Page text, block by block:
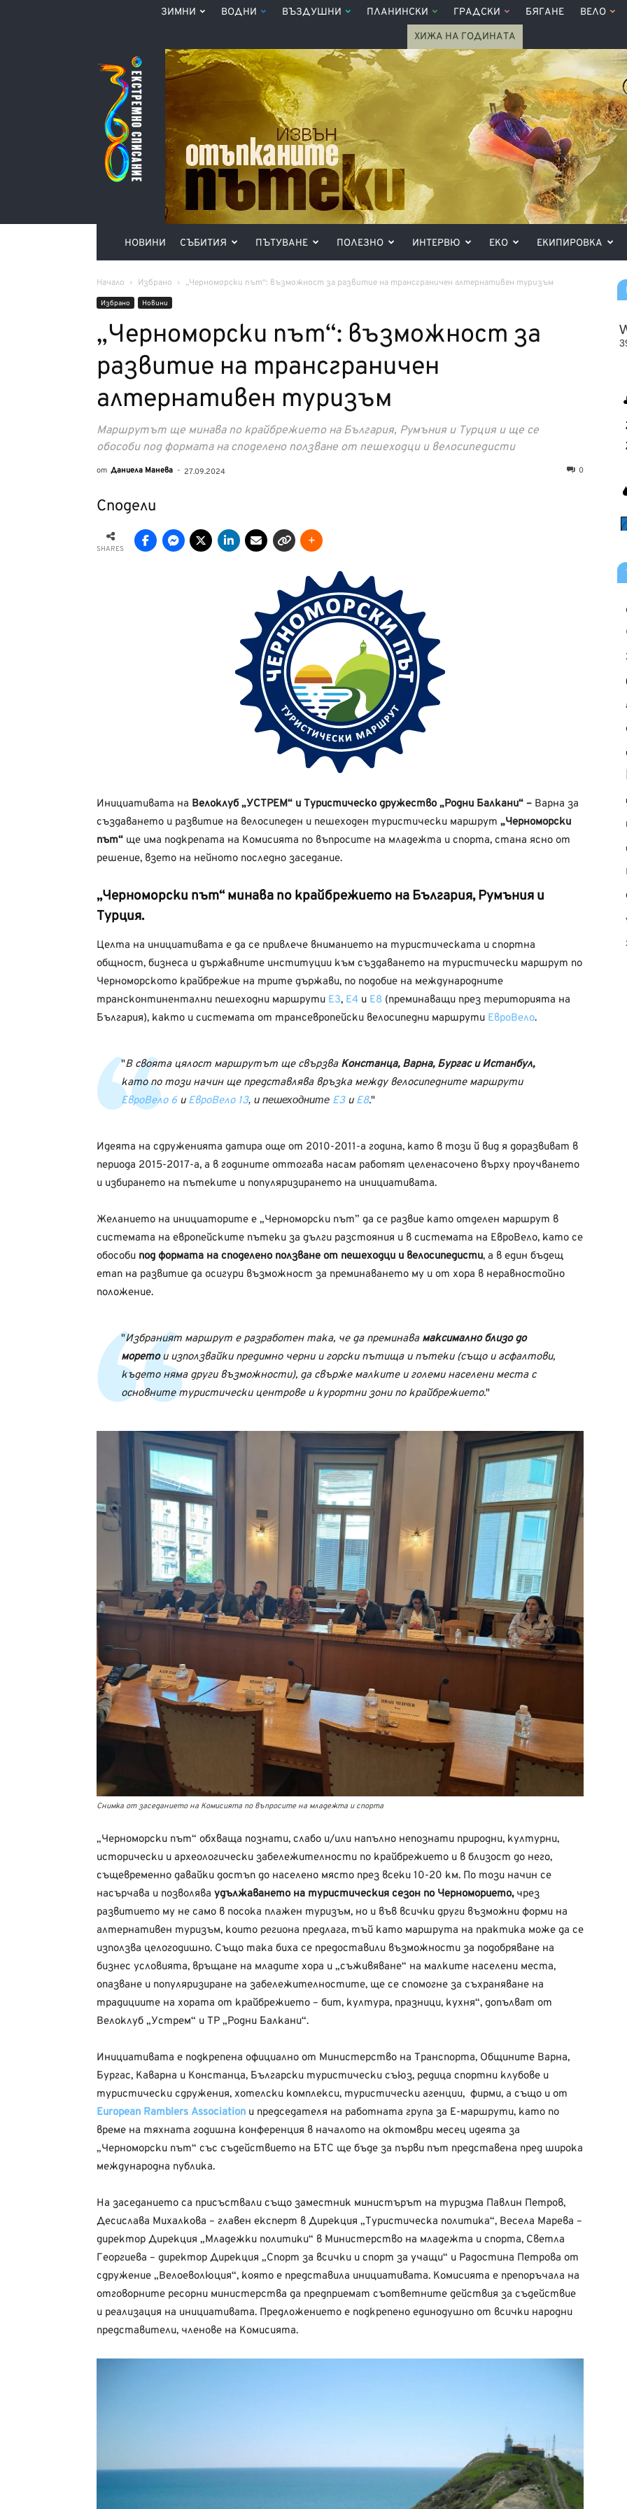
ЗИМНИ ВОДНИ ВЪЗДУШНИ ПЛАНИНСКИ ГРАДСКИ БЯГАНЕ ВЕЛО
ХИЖА НА ГОДИНАТА
Списание
360°
НОВИНИ СЪБИТИЯ ПЪТУВАНЕ ПОЛЕЗНО ИНТЕРВЮ ЕКО ЕКИПИРОВКА
Начало Избрано „Черноморски път“: възможност за развитие на трансграничен алтернативен туризъм
Избрано Новини
„Черноморски път“: възможност за
развитие на трансграничен
алтернативен туризъм
Маршрутът ще минава по крайбрежието на България, Румъния и Турция и ще се
обособи под формата на споделено ползване от пешеходци и велосипедисти
от Даниела Манева - 27.09.2024 0
Сподели
SHARES
Инициативата на Велоклуб „УСТРЕМ“ и Туристическо дружество „Родни Балкани“ – Варна за
създаването и развитие на велосипеден и пешеходен туристически маршрут „Черноморски
път“ ще има подкрепата на Комисията по въпросите на младежта и спорта, стана ясно от
решение, взето на нейното последно заседание.
„Черноморски път“ минава по крайбрежието на България, Румъния и
Турция.
Целта на инициативата е да се привлече вниманието на туристическата и спортна
общност, бизнеса и държавните институции към създаването на туристически маршрут по
Черноморското крайбрежие на трите държави, по подобие на международните
трансконтинентални пешеходни маршрути E3, E4 и E8 (преминаващи през територията на
България), както и системата от трансевропейски велосипедни маршрути ЕвроВело.
В своята цялост маршрутът ще свързва Констанца, Варна, Бургас и Истанбул,
като по този начин ще представлява връзка между велосипедните маршрути
ЕвроВело 6и ЕвроВело 13, и пешеходните E3и E8.
Идеята на сдруженията датира още от 2010-2011-а година, като в този й вид я доразвиват в
периода 2015-2017-а, а в годините оттогава насам работят целенасочено върху проучването
и избирането на пътеките и популяризирането на инициативата.
Желанието на инициаторите е „Черноморски път” да се развие като отделен маршрут в
системата на европейските пътеки за дълги разстояния и в системата на ЕвроВело, като се
обособи под формата на споделено ползване от пешеходци и велосипедисти, а в един бъдещ
етап на развитие да осигури възможност за преминаването му и от хора в неравностойно
положение.
Избраният маршрут е разработен така, че да преминавамаксимално близо до
моретои използвайки предимно черни и горски пътища и пътеки (също и асфалтови,
където няма други възможности), да свърже малките и големи населени места с
основните туристически центрове и курортни зони по крайбрежието.
Снимка от заседанието на Комисията по въпросите на младежта и спорта
„Черноморски път“ обхваща познати, слабо и/или напълно непознати природни, културни,
исторически и археологически забележителности по крайбрежието и в близост до него,
същевременно давайки достъп до населено място през всеки 10-20 км. По този начин се
насърчава и позволява удължаването на туристическия сезон по Черноморието,чрез
развитието му не само в посока плажен туризъм, но и във всички други възможни форми на
алтернативен туризъм, които региона предлага, тъй като маршрута на практика може да се
използва целогодишно. Също така биха се предоставили възможности за подобряване на
бизнес условията, връщане на младите хора и „съживяване“ на малките населени места,
опазване и популяризиране на забележителностите, ще се спомогне за съхраняване на
традициите на хората от крайбрежието – бит, култура, празници, кухня“, допълват от
Велоклуб „Устрем“ и ТР „Родни Балкани“.
Инициативата е подкрепена официално от Министерство на Транспорта, Общините Варна,
Бургас, Каварна и Констанца, Български туристически съюз, редица спортни клубове и
туристически сдружения, хотелски комплекси, туристически агенции, фирми, а също и от
European Ramblers Association и председателя на работната група за Е-маршрути, като по
време на тяхната годишна конференция в началото на октомври месец идеята за
„Черноморски път“ със съдействието на БТС ще бъде за първи път представена пред широка
международна публика.
На заседанието са присъствали също заместник министърът на туризма Павлин Петров,
Десислава Михалкова – главен експерт в Дирекция „Туристическа политика“, Весела Марева –
директор Дирекция „Младежки политики“ в Министерство на младежта и спорта, Светла
Георгиева – директор Дирекция „Спорт за всички и спорт за учащи“ и Радостина Петрова от
сдружение „Велоеволюция“, която е представила инициативата. Комисията е препоръчала на
отговорните ресорни министерства да предприемат съответните действия за съдействие
и реализация на инициативата. Предложението е подкрепено единодушно от всички народни
представители, членове на Комисията.